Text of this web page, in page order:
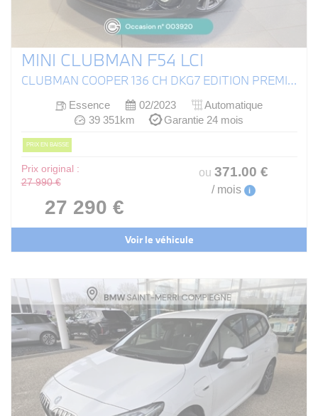
MINI CLUBMAN F54 LCI
CLUBMAN COOPER 136 CH DKG7 EDITION PREMIUM PLUS
Essence 02/2023
Automatique
39 351km
Garantie 24 mois
PRIX EN BAISSE
Prix original :
27 990 €
27 290 €
ou 371.00 €
/ mois i
Voir le véhicule